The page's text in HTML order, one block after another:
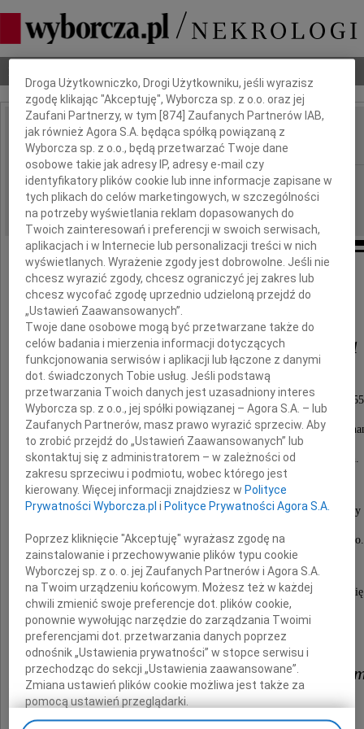
IMIĘ I NAZWISKO: Henryk Kondziela
REGION: Poznań
DATA EMISJI: 24.01.2025
Odszedł
dr Henryk Kondziela
Konserwator Zabytków Miasta Poznania w latach
Wieloletni dyrektor Muzeum Narodowego w
historyk sztuki, doktor nauk humanistycznych.
Dzięki Jego wizji, wiedzy i niestrudzonej pracy
Poznań zachował swoje historyczne dziedzictwo.
Był człowiekiem niezwykle życzliwym, dzielącym się
i doświadczeniem do ostatnich chwil życia.
Rodzinie, bliskim,
Dbamy o Twoją prywatność
Droga Użytkowniczko, Drogi Użytkowniku, jeśli wyrazisz
zgodę klikając "Akceptuję", Wyborcza sp. z o.o. oraz jej
Zaufani Partnerzy, w tym [874 ] Zaufanych Partnerów IAB,
jak również Agora S.A. będąca spółką powiązaną z
Wyborcza sp. z o.o., będą przetwarzać Twoje dane
osobowe takie jak adresy IP, adresy e-mail czy
identyfikatory plików cookie lub inne informacje zapisane w
tych plikach do celów marketingowych, w szczególności
na potrzeby wyświetlania reklam dopasowanych do
Twoich zainteresowań i preferencji w swoich serwisach,
aplikacjach i w Internecie lub personalizacji treści w nich
wyświetlanych. Wyrażenie zgody jest dobrowolne. Jeśli nie
chcesz wyrazić zgody, chcesz ograniczyć jej zakres lub
chcesz wycofać zgodę uprzednio udzieloną przejdź do
„Ustawień Zaawansowanych”.
Twoje dane osobowe mogą być przetwarzane także do
celów badania i mierzenia informacji dotyczących
funkcjonowania serwisów i aplikacji lub łączone z danymi
dot. świadczonych Tobie usług. Jeśli podstawą
przetwarzania Twoich danych jest uzasadniony interes
Wyborcza sp. z o.o., jej spółki powiązanej – Agora S.A. – lub
Zaufanych Partnerów, masz prawo wyrazić sprzeciw. Aby
to zrobić przejdź do „Ustawień Zaawansowanych” lub
skontaktuj się z administratorem – w zależności od
zakresu sprzeciwu i podmiotu, wobec którego jest
kierowany. Więcej informacji znajdziesz w Polityce
Prywatności Wyborcza.pl i Polityce Prywatności Agora S.A.
Poprzez kliknięcie "Akceptuję" wyrażasz zgodę na
zainstalowanie i przechowywanie plików typu cookie
Wyborczej sp. z o. o. jej Zaufanych Partnerów i Agora S.A.
na Twoim urządzeniu końcowym. Możesz też w każdej
chwili zmienić swoje preferencje dot. plików cookie,
ponownie wywołując narzędzie do zarządzania Twoimi
preferencjami dot. przetwarzania danych poprzez
odnośnik „Ustawienia prywatności” w stopce serwisu i
przechodząc do sekcji „Ustawienia zaawansowane”.
Zmiana ustawień plików cookie możliwa jest także za
pomocą ustawień przeglądarki.